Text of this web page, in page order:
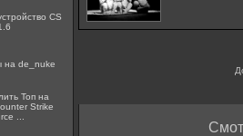
CS
на de_nuke
Топ на
Strike
...